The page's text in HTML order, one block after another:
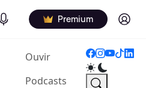
Podcasts Premium Log in
Ouvir(current)
Podcasts